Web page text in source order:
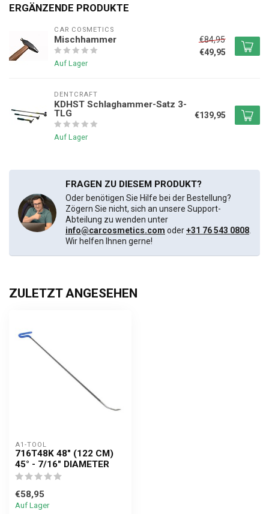
ERGÄNZENDE PRODUKTE
CAR COSMETICS
Mischhammer
Auf Lager
€84,95
€49,95
DENTCRAFT
KDHST Schlaghammer-Satz 3-
TLG
Auf Lager
€139,95
FRAGEN ZU DIESEM PRODUKT?
Oder benötigen Sie Hilfe bei der Bestellung?
Zögern Sie nicht, sich an unsere Support-
Abteilung zu wenden unter
info@carcosmetics.com oder+31 76 543 0808
Wir helfen Ihnen gerne!
ZULETZT ANGESEHEN
A1-TOOL
716T48K 48" (122 CM)
45° - 7/16" DIAMETER
€58,95
Auf Lager